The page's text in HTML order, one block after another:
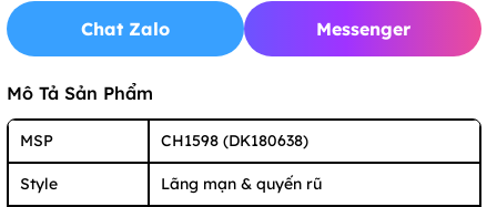
Chat Zalo Messenger
Mô Tả Sản Phẩm
MSP CH1598 (DK180638)
Style Lãng mạn & quyến rũ